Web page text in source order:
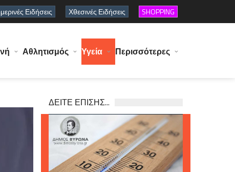
Ειδήσεις Χθεσινές Ειδήσεις SHOPPING
Αθλητισμός Υγεία Περισσότερες
ΔΕΙΤΕ ΕΠΙΣΗΣ...